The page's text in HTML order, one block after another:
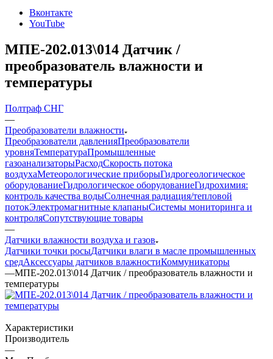
Вконтакте
YouTube
МПЕ-202.013\014 Датчик /
преобразователь влажности и
температуры
Полтраф СНГ
—
Преобразователи влажности
Преобразователи давленияПреобразователи
уровняТемператураПромышленные
газоанализаторыРасходСкорость потока
воздухаМетеорологические приборыГидрогеологическое
оборудованиеГидрологическое оборудованиеГидрохимия:
контроль качества водыСолнечная радиация/тепловой
потокЭлектромагнитные клапаныСистемы мониторинга и
контроляСопутствующие товары
—
Датчики влажности воздуха и газов
Датчики точки росыДатчики влаги в масле промышленных
средАксессуары датчиков влажностиКоммуникаторы
—МПЕ-202.013\014 Датчик / преобразователь влажности и
температуры
Характеристики
Производитель
—